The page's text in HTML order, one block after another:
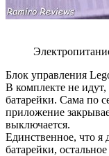
Блок управления
В комплекте не
батарейки. Сама по
приложение
выключается.
Единственное, что я
батарейки,